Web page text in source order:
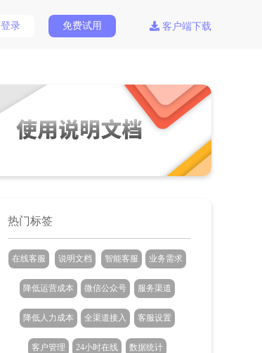
登录 免费试用 客户端下载
热门标签
在线客服 说明文档 智能客服 业务需求
降低运营成本 微信公众号 服务渠道
降低人力成本 全渠道接入 客服设置
客户管理 24小时在线 数据统计